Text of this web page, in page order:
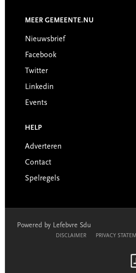
MEER GEMEENTE.NU
Nieuwsbrief
Facebook
Twitter
Linkedin
Events
HELP
Adverteren
Contact
Spelregels
Powered by Lefebvre Sdu
DISCLAIMER PRIVACY